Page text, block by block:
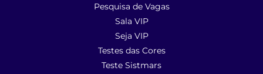
Pesquisa de Vagas
Sala VIP
Seja VIP
Testes das Cores
Teste Sistmars